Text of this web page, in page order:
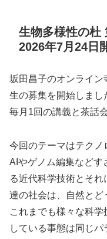
生物多様性の杜
2026年7月24
坂田昌子のオンライン
生の募集を開始しまし
毎月1回の講義と茶話
今回のテーマはテクノ
AIやゲノム編集などす
る近代科学技術とそ
達の社会は、自然と
これまでも様々な科
している事態は同じ